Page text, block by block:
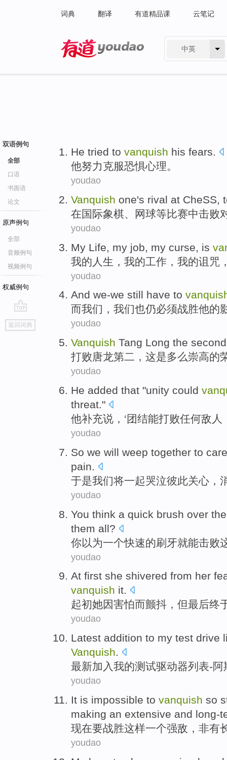
词典 翻译 有道精品课 云笔记
中英
双语例句
全部
口语
书面语
论文
原声例句
全部
音频例句
视频例句
权威例句
go
top
返回词典
He tried to vanquish his fears.
他努力克服恐惧心理。
youdao
Vanquish one's rival at CheSS,
在国际象棋、 网球等比赛中击败
youdao
My Life , my job , my curse is
我的 人生 ，我的工作 ，我的诅咒
youdao
And we-we still have to
而我们 ，我们也仍必须战胜他的
youdao
Vanquish Tang Long the second
打败唐龙第二 ， 这是多么崇高的
youdao
He added that "unity could
threat."
他补充说，‘团结能打败任何敌人
youdao
So we will weep together to care
pain.
于是我们将一起哭泣彼此关心 ，
youdao
You think a quick brush over
them all?
你 以为一个快速的刷牙就能击败
youdao
At first she shivered from her
vanquish it.
起初她因害怕而颤抖 ， 但最后终
youdao
Latest addition to my test drive
Vanquish.
最新加入我的测试驱动器列表-阿
youdao
It is impossible to vanquish so
making an extensive and long-
现在要战胜这样一个强敌 ，非有
youdao